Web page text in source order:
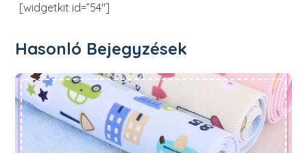
[widgetkit id=”54″]
Hasonló Bejegyzések